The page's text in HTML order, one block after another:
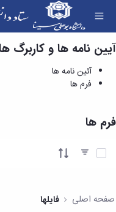
اهداف
وظایف
ها
آئین
ها
خدمات
فرایندها
پرونده
فرم ها - ستاد
آیین نامه ها و کاربرگ
آئین نامه ها
فرم ها
فرم ها
آیتم ها را انتخاب کنید
صفحه اصلی فایلها